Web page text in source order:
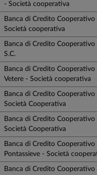
- Società cooperativa
Banca di Credito
Società cooperativa
Banca di Credito
S.C.
Banca di Credito Cooperativo
Vetere - Società cooperativa
Banca di Credito
Società Cooperativa
Banca di Credito
Società Cooperativa
Banca di Credito Cooperativo
Pontassieve - Società
Banca di Credito